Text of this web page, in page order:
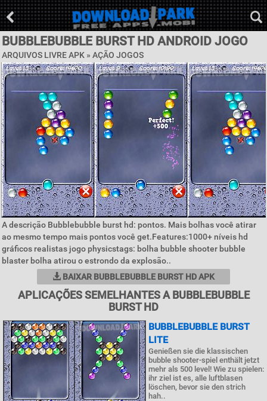
BUBBLEBUBBLE BURST HD ANDROID JOGO
ARQUIVOS LIVRE APK » AÇÃO JOGOS
A descrição Bubblebubble burst hd: pontos. Mais bolhas você atirar
ao mesmo tempo mais pontos você get.Features:1000+ níveis hd
gráficos realistas jogo physicstags: bolha bubble shooter bubble
blaster bolha atirou o estrondo da explosão..
BAIXAR BUBBLEBUBBLE BURST HD APK
APLICAÇÕES SEMELHANTES A BUBBLEBUBBLE
BURST HD
BUBBLEBUBBLE BURST
LITE
Genießen sie die klassischen
bubble shooter-spiel enthält jetzt
mehr als 500 level! Wie zu spielen:
ihr ziel ist es, alle luftblasen
löschen, bevor sie den strich
hah..